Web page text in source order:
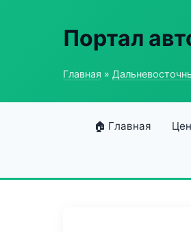
Портал
Главная »
🏠 Главная